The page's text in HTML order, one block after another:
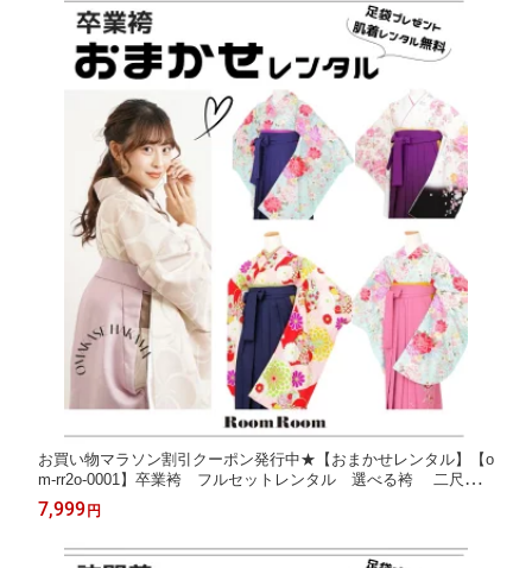
お買い物マラソン割引クーポン発行中★【おまかせレンタル】【o
m-rr2o-0001】卒業袴 フルセットレンタル 選べる袴 二尺袖
大学生 大学 卒業式 卒園式 短大 先生 ブーツ丈対応
礼装用 はかま 袴セット 袴レンタル [送料無料][4泊5日]
7,999 円